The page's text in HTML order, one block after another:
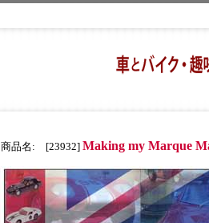
商品名: [23932] Making my Marque